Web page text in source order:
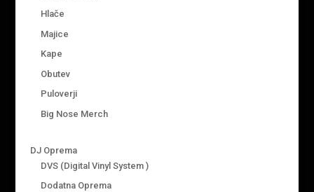
Hlače
Majice
Kape
Obutev
Puloverji
Big Nose Merch
DJ Oprema
DVS (Digital Vinyl System )
Dodatna Oprema